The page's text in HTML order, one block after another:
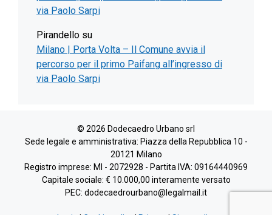
via Paolo Sarpi
Pirandello su
Milano | Porta Volta – Il Comune avvia il
percorso per il primo Paifang all’ingresso di
via Paolo Sarpi
© 2026 Dodecaedro Urbano srl
Sede legale e amministrativa: Piazza della Repubblica 10 -
20121 Milano
Registro imprese: MI - 2072928 - Partita IVA: 09164440969
Capitale sociale: € 10.000,00 interamente versato
PEC: dodecaedrourbano@legalmail.it